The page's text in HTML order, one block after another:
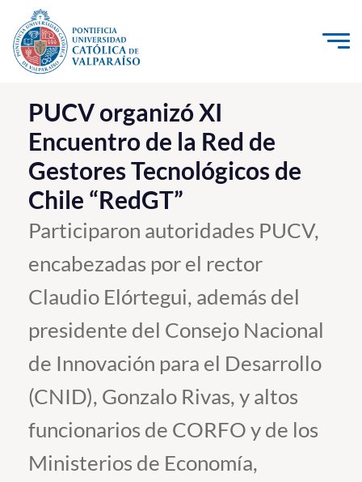
Click acá para ir directamente al contenido
La Universidad
Investigación, Creación e Innovación
PUCV Internacional
Vinculación con el Medio
Admisión
Pregrado
Postgrado
Formación Continua
Estudiantes
Académicos
Funcionarios
PUCV organizó XI
Encuentro de la Red de
Gestores Tecnológicos de
Chile “RedGT”
Participaron autoridades PUCV,
encabezadas por el rector
Claudio Elórtegui, además del
presidente del Consejo Nacional
de Innovación para el Desarrollo
(CNID), Gonzalo Rivas, y altos
funcionarios de CORFO y de los
Ministerios de Economía,